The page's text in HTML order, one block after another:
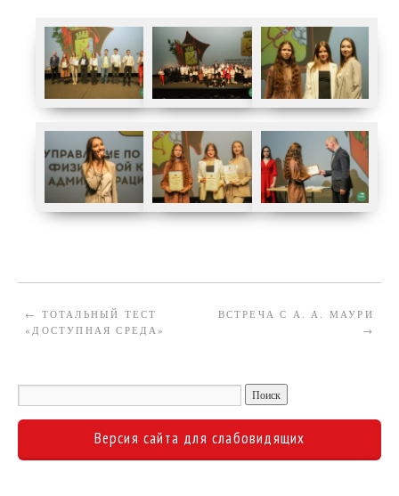
← ТОТАЛЬНЫЙ ТЕСТ
«ДОСТУПНАЯ СРЕДА»
ВСТРЕЧА С А. А. МАУРИ
→
Версия сайта для слабовидящих